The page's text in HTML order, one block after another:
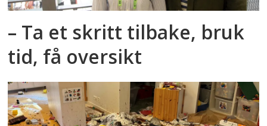
– Ta et skritt tilbake, bruk
tid, få oversikt